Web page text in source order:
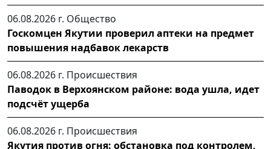
06.08.2026 г. Общество
Госкомцен Якутии проверил аптеки на предмет
повышения надбавок лекарств
06.08.2026 г. Происшествия
Паводок в Верхоянском районе: вода ушла, идет
подсчёт ущерба
06.08.2026 г. Происшествия
Якутия против огня: обстановка под контролем,